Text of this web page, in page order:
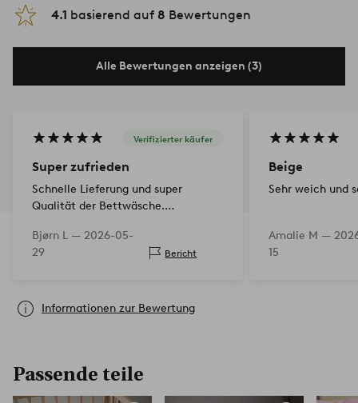
4.1 basierend auf 8 Bewertungen
Alle Bewertungen anzeigen (3)
Verifizierter käufer
Super zufrieden
Schnelle Lieferung und super
Qualität der Bettwäsche.
Bjørn L — 2026-05-
29
Bericht
Beige
Sehr weich und
Amalie M —
15
Informationen zur Bewertung
Passende teile